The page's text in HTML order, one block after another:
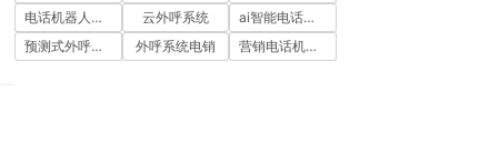
电话机器人外呼
云外呼系统
ai智能电话机器人
预测式外呼系统
外呼系统电销 营销电话机器人